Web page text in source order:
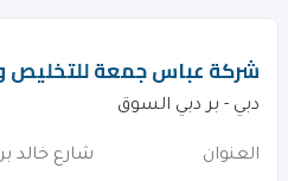
شركة عباس جمعة للتخليص
دبي - بر دبي السوق
العنوان شارع خالد